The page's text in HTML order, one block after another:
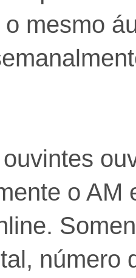
mesmo
o AM
número